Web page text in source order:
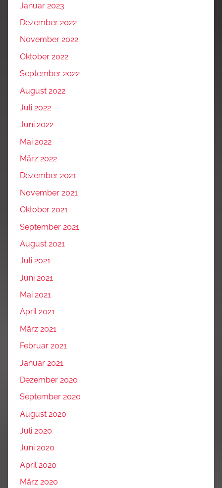
Januar 2023
Dezember 2022
November 2022
Oktober 2022
September 2022
August 2022
Juli 2022
Juni 2022
Mai 2022
März 2022
Dezember 2021
November 2021
Oktober 2021
September 2021
August 2021
Juli 2021
Juni 2021
Mai 2021
April 2021
März 2021
Februar 2021
Januar 2021
Dezember 2020
September 2020
August 2020
Juli 2020
Juni 2020
April 2020
März 2020